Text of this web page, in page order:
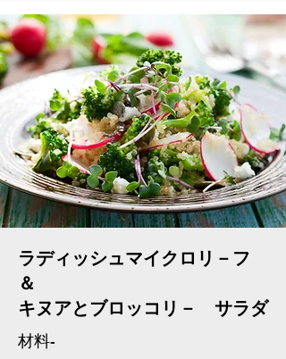
ラディッシュマイクロリ－フ
＆
キヌアとブロッコリ－ サラダ
材料-